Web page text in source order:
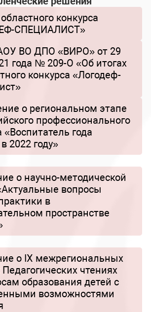
конкурса
СПЕЦИАЛИСТ»
ВО ДПО «ВИРО» от 29
года № 209-О «Об итогах
конкурса «Логодеф-
о региональном этапе
профессионального
«Воспитатель года
2022 году»
о научно-методической
вопросы
в
пространстве
о IX межрегиональных
чтениях
образования детей с
возможностями